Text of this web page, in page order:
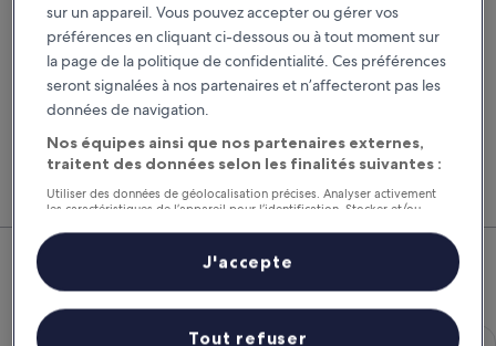
J’ai un code de réduction
Rechercher
Comparez les fournisseurs et regroupez vol,
hôtel et location de voiture pour économiser au
maximum.
Cazilhac : nos meilleures offres
de voitures
Économique
Économique Chevrolet Spark
sur un appareil. Vous pouvez accepter ou gérer vos
préférences en cliquant ci-dessous ou à tout moment sur
la page de la politique de confidentialité. Ces préférences
seront signalées à nos partenaires et n’affecteront pas les
données de navigation.
Nos équipes ainsi que nos partenaires externes,
traitent des données selon les finalités suivantes :
Utiliser des données de géolocalisation précises. Analyser activement
les caractéristiques de l’appareil pour l’identification. Stocker et/ou
personnalisés, mesure de performance des publicités et du contenu,
études d’audience et développement de services.
Liste de nos partenaires (fournisseurs)
Tout refuser
J'accepte